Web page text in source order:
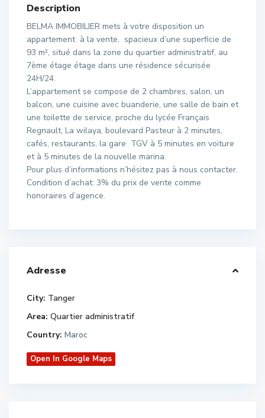
Description
BELMA IMMOBILIER mets à votre disposition un
appartement à la vente, spacieux d’une superficie de
93 m², situé dans la zone du quartier administratif, au
7ème étage étage dans une résidence sécurisée
24H/24.
L’appartement se compose de 2 chambres, salon, un
balcon, une cuisine avec buanderie, une salle de bain et
une toilette de service, proche du lycée Français
Regnault, La wilaya, boulevard Pasteur à 2 minutes,
cafés, restaurants, la gare TGV à 5 minutes en voiture
et à 5 minutes de la nouvelle marina.
Pour plus d’informations n’hésitez pas à nous contacter.
Condition d’achat: 3% du prix de vente comme
honoraires d’agence.
Adresse
City: Tanger
Area: Quartier administratif
Country: Maroc
Open In Google Maps